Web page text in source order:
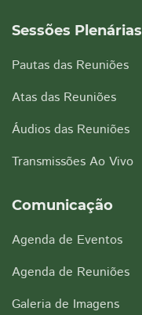
Sessões Plenárias
Pautas das Reuniões
Atas das Reuniões
Áudios das Reuniões
Transmissões Ao Vivo
Comunicação
Agenda de Eventos
Agenda de Reuniões
Galeria de Imagens